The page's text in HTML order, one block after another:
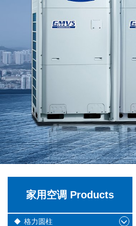
家用空调 Products
格力圆柱